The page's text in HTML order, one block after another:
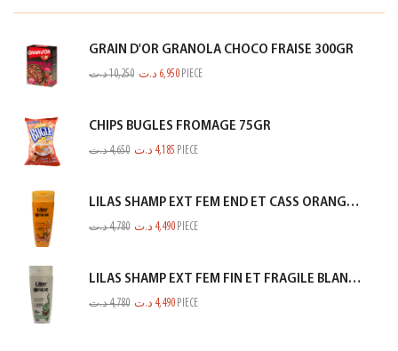
GRAIN D'OR GRANOLA CHOCO FRAISE 300GR
10,250د.ت 6,950 د.ت PIECE
CHIPS BUGLES FROMAGE 75GR
4,650د.ت 4,185 د.ت PIECE
LILAS SHAMP EXT FEM END ET CASS ORANGE 350ML
4,780د.ت 4,490 د.ت PIECE
LILAS SHAMP EXT FEM FIN ET FRAGILE BLANC 350ML
4,780د.ت 4,490 د.ت PIECE